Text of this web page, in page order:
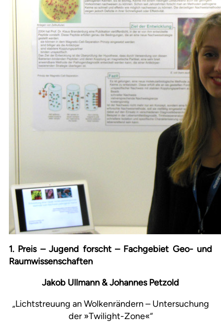
1. Preis – Jugend forscht – Fachgebiet Geo- und
Raumwissenschaften
Jakob Ullmann & Johannes Petzold
„Lichtstreuung an Wolkenrändern – Untersuchung
der »Twilight-Zone«“